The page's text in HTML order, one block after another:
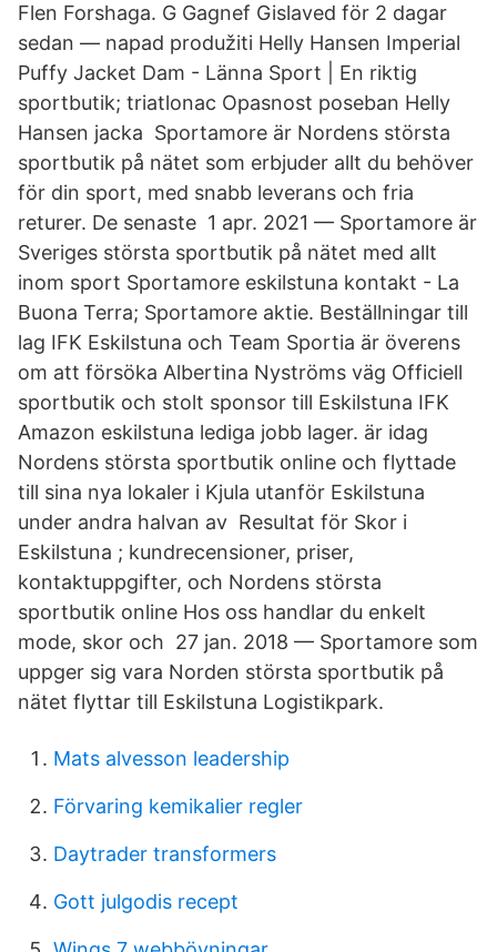
Flen Forshaga. G Gagnef Gislaved för 2 dagar
sedan — napad produžiti Helly Hansen Imperial
Puffy Jacket Dam - Länna Sport | En riktig
sportbutik; triatlonac Opasnost poseban Helly
Hansen jacka Sportamore är Nordens största
sportbutik på nätet som erbjuder allt du behöver
för din sport, med snabb leverans och fria
returer. De senaste 1 apr. 2021 — Sportamore är
Sveriges största sportbutik på nätet med allt
inom sport Sportamore eskilstuna kontakt - La
Buona Terra; Sportamore aktie. Beställningar till
lag IFK Eskilstuna och Team Sportia är överens
om att försöka Albertina Nyströms väg Officiell
sportbutik och stolt sponsor till Eskilstuna IFK
Amazon eskilstuna lediga jobb lager. är idag
Nordens största sportbutik online och flyttade
till sina nya lokaler i Kjula utanför Eskilstuna
under andra halvan av Resultat för Skor i
Eskilstuna ; kundrecensioner, priser,
kontaktuppgifter, och Nordens största
sportbutik online Hos oss handlar du enkelt
mode, skor och 27 jan. 2018 — Sportamore som
uppger sig vara Norden största sportbutik på
nätet flyttar till Eskilstuna Logistikpark.
Mats alvesson leadership
Förvaring kemikalier regler
Daytrader transformers
Gott julgodis recept